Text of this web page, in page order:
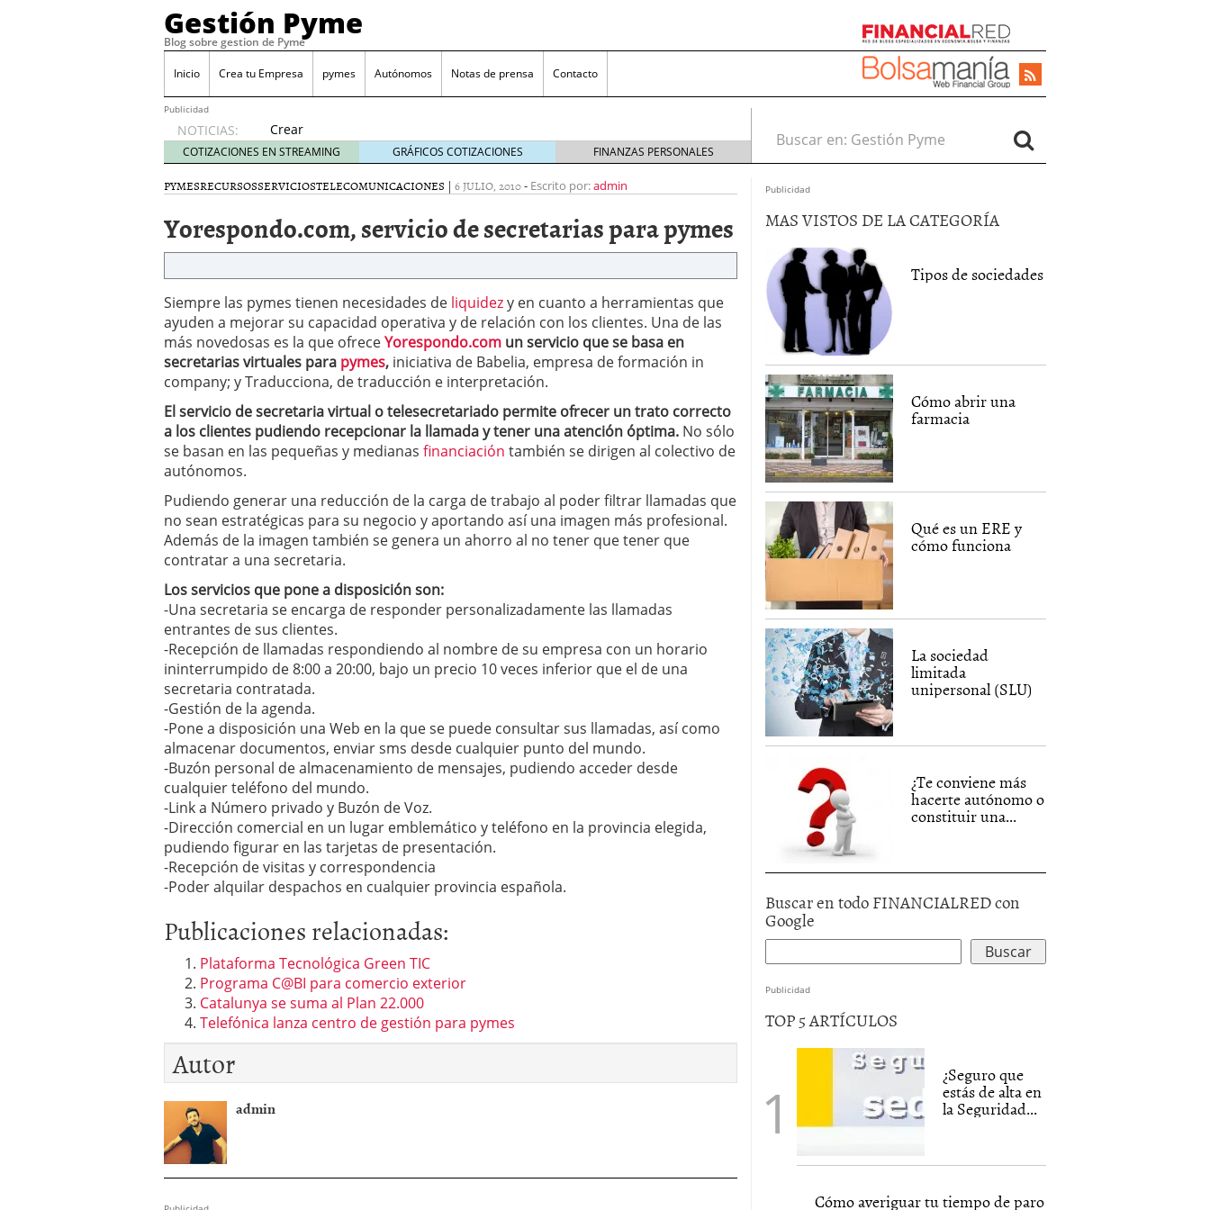
Gestión Pyme
Blog sobre gestion de Pyme
Inicio Crea tu Empresa pymes Autónomos Notas de prensa Contacto
Publicidad
NOTICIAS:
Crear
empresa
online vs
proceso
ventajas
reales
para
2026
Sobres de cartón: una inversión rentable para las pymes que venden online
septiembre 4, 2025
Cómo convertir tu negocio en un ecommerce exitoso junio 20, 2025
Los CRM: Impulsores de la Transformación Empresarial
errores abril 10, 2025
COTIZACIONES EN STREAMING GRÁFICOS COTIZACIONES FINANZAS PERSONALES
Buscar en:
PYMESRECURSOSSERVICIOSTELECOMUNICACIONES | 6 JULIO, 2010- Escrito por:admin
Yorespondo.com, servicio de secretarias para pymes
Siempre las pymes tienen necesidades de liquidezy en cuanto a herramientas que
ayuden a mejorar su capacidad operativa y de relación con los clientes. Una de las
más novedosas es la que ofreceYorespondo.com un servicio que se basa en
secretarias virtuales para pymes, iniciativa de Babelia, empresa de formación in
company; y Traducciona, de traducción e interpretación.
El servicio de secretaria virtual o telesecretariado permite ofrecer un trato correcto
a los clientes pudiendo recepcionar la llamada y tener una atención óptima. No sólo
se basan en las pequeñas y medianas financiación también se dirigen al colectivo de
autónomos.
Pudiendo generar una reducción de la carga de trabajo al poder filtrar llamadas que
no sean estratégicas para su negocio y aportando así una imagen más profesional.
Además de la imagen también se genera un ahorro al no tener que tener que
contratar a una secretaria.
Los servicios que pone a disposición son:
-Una secretaria se encarga de responder personalizadamente las llamadas
entrantes de sus clientes.
-Recepción de llamadas respondiendo al nombre de su empresa con un horario
ininterrumpido de 8:00 a 20:00, bajo un precio 10 veces inferior que el de una
secretaria contratada.
-Gestión de la agenda.
-Pone a disposición una Web en la que se puede consultar sus llamadas, así como
almacenar documentos, enviar sms desde cualquier punto del mundo.
-Buzón personal de almacenamiento de mensajes, pudiendo acceder desde
cualquier teléfono del mundo.
-Link a Número privado y Buzón de Voz.
-Dirección comercial en un lugar emblemático y teléfono en la provincia elegida,
pudiendo figurar en las tarjetas de presentación.
-Recepción de visitas y correspondencia
-Poder alquilar despachos en cualquier provincia española.
Publicaciones relacionadas:
Plataforma Tecnológica Green TIC
Programa C@BI para comercio exterior
Catalunya se suma al Plan 22.000
Telefónica lanza centro de gestión para pymes
Autor
admin
Publicidad
MAS VISTOS DE LA CATEGORÍA
Tipos de sociedades
Cómo abrir una
farmacia
Qué es un ERE y
cómo funciona
La sociedad
limitada
unipersonal (SLU)
¿Te conviene más
hacerte autónomo o
constituir una...
Buscar en todo FINANCIALRED con
Google
Publicidad
TOP 5 ARTÍCULOS
¿Seguro que
estás de alta en
la Seguridad...
Cómo averiguar tu tiempo de paro